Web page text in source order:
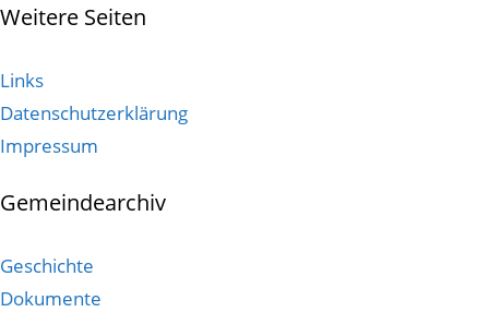
Weitere Seiten
Links
Datenschutzerklärung
Impressum
Gemeindearchiv
Geschichte
Dokumente